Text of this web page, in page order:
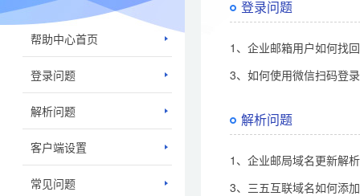
帮助中心首页
登录问题
解析问题
客户端设置
常见问题
登录问题
1、企业邮箱用户如何找
3、如何使用微信扫码登
解析问题
1、企业邮局域名更新解
3、三五互联域名如何添